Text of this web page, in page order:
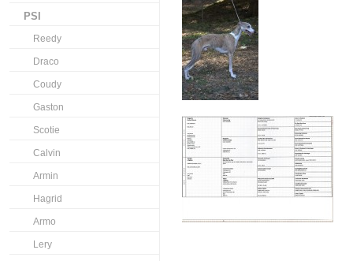
PSI
Reedy
Draco
Coudy
Gaston
Scotie
Calvin
Armin
Hagrid
Armo
Lery